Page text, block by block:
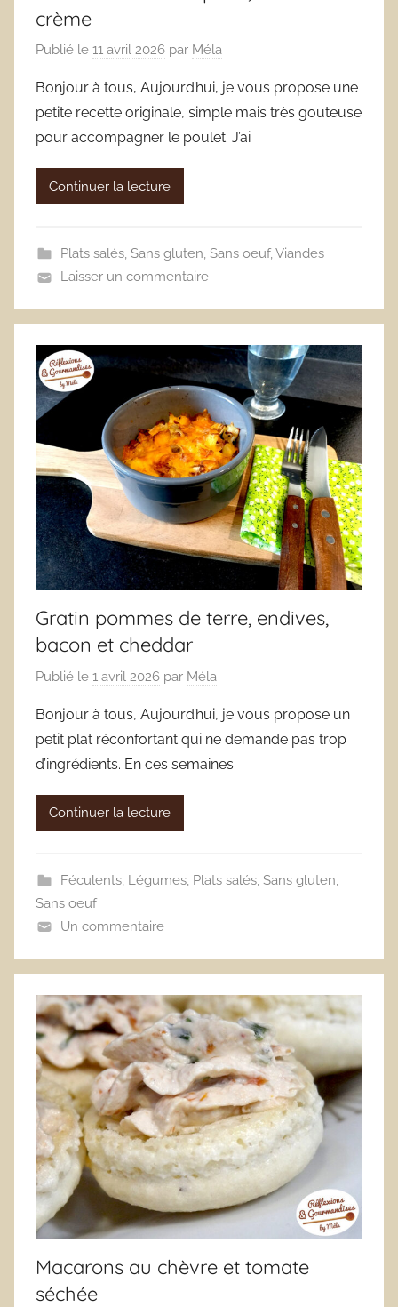
crème
Publié le 11 avril 2026 par Méla
Bonjour à tous, Aujourd’hui, je vous propose une
petite recette originale, simple mais très gouteuse
pour accompagner le poulet. J’ai
Continuer la lecture
Plats salés, Sans gluten, Sans oeuf,Viandes
Laisser un commentaire
Gratin pommes de terre, endives,
bacon et cheddar
Publié le 1 avril 2026 par Méla
Bonjour à tous, Aujourd’hui, je vous propose un
petit plat réconfortant qui ne demande pas trop
d’ingrédients. En ces semaines
Continuer la lecture
Féculents, Légumes, Plats salés, Sans gluten
Sans oeuf
Un commentaire
Macarons au chèvre et tomate
séchée